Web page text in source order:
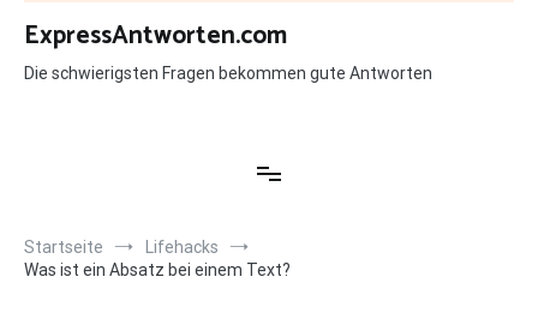
Zum
Inhalt
springen
ExpressAntworten.com
Die schwierigsten Fragen bekommen gute Antworten
Startseite
Lifehacks
Was ist ein Absatz bei einem Text?